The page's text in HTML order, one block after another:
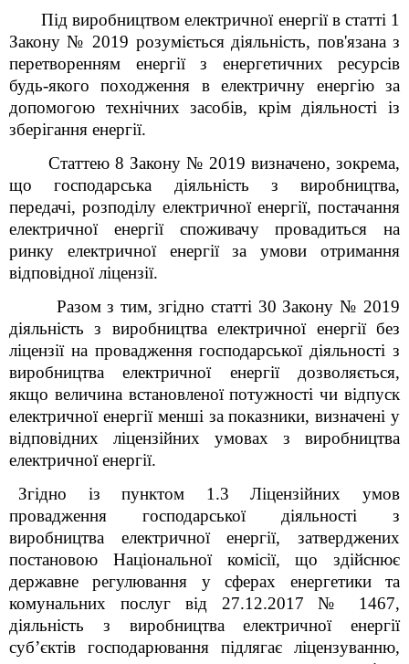
Під виробництвом електричної енергії в статті 1
Закону № 2019 розуміється діяльність, пов'язана з
перетворенням енергії з енергетичних ресурсів
будь-якого походження в електричну енергію за
допомогою технічних засобів, крім діяльності із
зберігання енергії.
Статтею 8 Закону № 2019 визначено, зокрема,
що господарська діяльність з виробництва,
передачі, розподілу електричної енергії, постачання
електричної енергії споживачу провадиться на
ринку електричної енергії за умови отримання
відповідної ліцензії.
Разом з тим, згідно статті 30 Закону № 2019
діяльність з виробництва електричної енергії без
ліцензії на провадження господарської діяльності з
виробництва електричної енергії дозволяється,
якщо величина встановленої потужності чи відпуск
електричної енергії менші за показники, визначені у
відповідних ліцензійних умовах з виробництва
електричної енергії.
Згідно із пунктом 1.3 Ліцензійних умов
провадження господарської діяльності з
виробництва електричної енергії, затверджених
постановою Національної комісії, що здійснює
державне регулювання у сферах енергетики та
комунальних послуг від 27.12.2017 № 1467,
діяльність з виробництва електричної енергії
суб’єктів господарювання підлягає ліцензуванню,